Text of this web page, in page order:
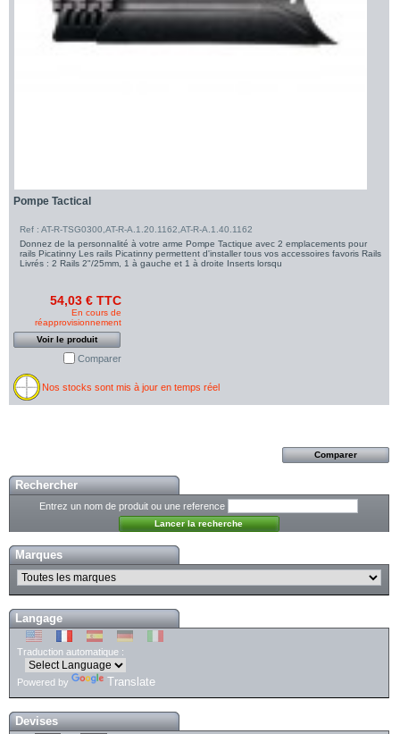
Pompe Tactical
Ref : AT-R-TSG0300,AT-R-A.1.20.1162,AT-R-A.1.40.1162
Donnez de la personnalité à votre arme Pompe Tactique avec 2 emplacements pour
rails Picatinny Les rails Picatinny permettent d'installer tous vos accessoires favoris Rails
Livrés : 2 Rails 2"/25mm, 1 à gauche et 1 à droite Inserts lorsqu
54,03 € TTC
En cours de
réapprovisionnement
Voir le produit
Comparer
Nos stocks sont mis à jour en temps réel
Rechercher
Entrez un nom de produit ou une reference
Marques
Langage
Traduction automatique :
Powered by Translate
Devises